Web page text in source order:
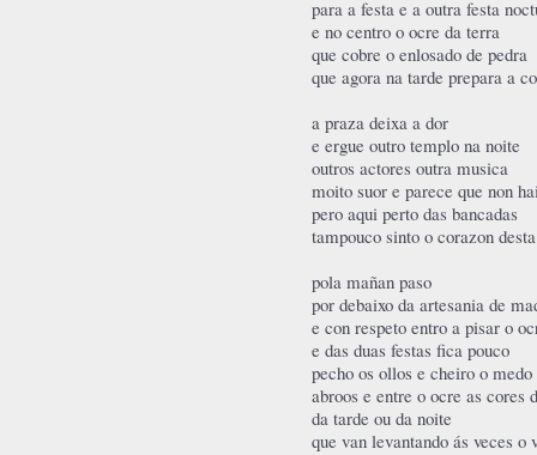
para a festa e a outra festa
e no centro o ocre da terra
que cobre o enlosado de pedra
que agora na tarde prepara a
a praza deixa a dor
e ergue outro templo na noite
outros actores outra musica
moito suor e parece que non
pero aqui perto das bancadas
tampouco sinto o corazon
pola mañan paso
por debaixo da artesania de
e con respeto entro a pisar o
e das duas festas fica pouco
pecho os ollos e cheiro o medo
abroos e entre o ocre as cores
da tarde ou da noite
que van levantando ás veces o